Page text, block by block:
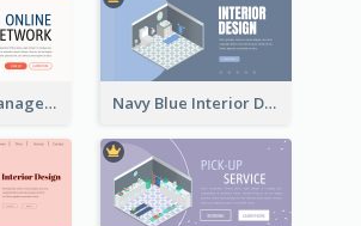
Work Place Management Workshop Landing Page Navy Blue Interior Designer Website With Isometric Diagram